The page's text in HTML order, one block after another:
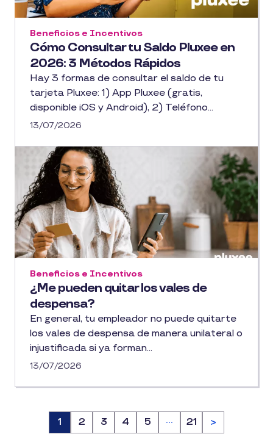
Cómo Consultar tu Saldo Pluxee en
2026: 3 Métodos Rápidos
Beneficios e Incentivos
Hay 3 formas de consultar el saldo de tu
tarjeta Pluxee: 1) App Pluxee (gratis,
disponible iOS y Android), 2) Teléfono...
13/07/2026
¿Me pueden quitar los vales de
despensa?
Beneficios e Incentivos
En general, tu empleador no puede quitarte
los vales de despensa de manera unilateral o
injustificada si ya forman...
13/07/2026
Página
1 Página
2 Página
3 Página
4 Página
5 … Página
21 >